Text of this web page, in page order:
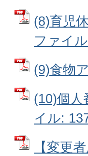
(8)育児
ファイ
(9)食物
(10)個人
イル:
【変更